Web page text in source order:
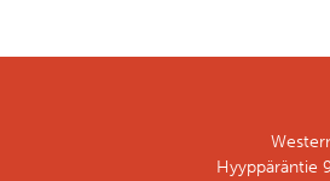
Hyyppäräntie